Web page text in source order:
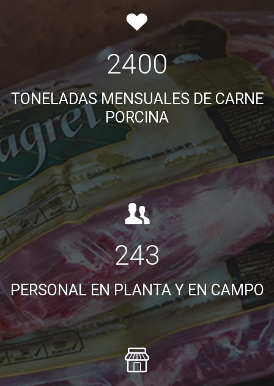
2400
TONELADAS MENSUALES DE CARNE
PORCINA
243
PERSONAL EN PLANTA Y EN CAMPO